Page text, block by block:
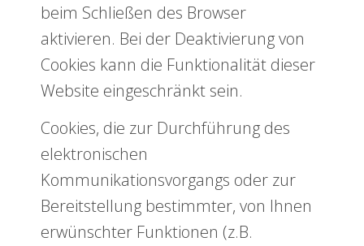
beim Schließen des Browser
aktivieren. Bei der Deaktivierung von
Cookies kann die Funktionalität dieser
Website eingeschränkt sein.
Cookies, die zur Durchführung des
elektronischen
Kommunikationsvorgangs oder zur
Bereitstellung bestimmter, von Ihnen
erwünschter Funktionen (z.B.